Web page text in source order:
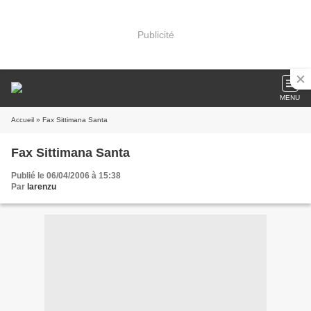
Publicité
MENU
Accueil » Fax Sittimana Santa
Fax Sittimana Santa
Publié le 06/04/2006 à 15:38
Par larenzu